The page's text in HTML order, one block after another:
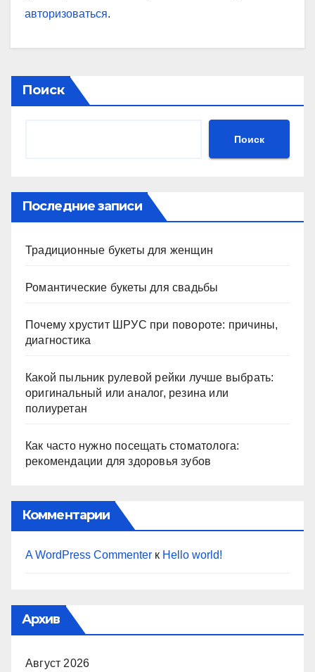
авторизоваться.
Поиск
Поиск
Последние записи
Традиционные букеты для женщин
Романтические букеты для свадьбы
Почему хрустит ШРУС при повороте: причины,
диагностика
Какой пыльник рулевой рейки лучше выбрать:
оригинальный или аналог, резина или
полиуретан
Как часто нужно посещать стоматолога:
рекомендации для здоровья зубов
Комментарии
A WordPress Commenter к Hello world!
Архив
Август 2026